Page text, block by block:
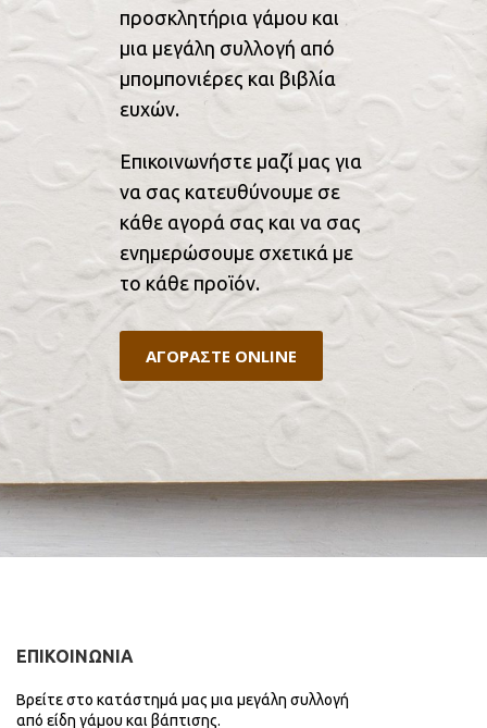
προσκλητήρια γάμου και
μια μεγάλη συλλογή από
μπομπονιέρες και βιβλία
ευχών.
Επικοινωνήστε μαζί μας για
να σας κατευθύνουμε σε
κάθε αγορά σας και να σας
ενημερώσουμε σχετικά με
το κάθε προϊόν.
ΑΓΟΡΑΣΤΕ ONLINE
ΕΠΙΚΟΙΝΩΝΙΑ
Βρείτε στο κατάστημά μας μια μεγάλη συλλογή
από είδη γάμου και βάπτισης.